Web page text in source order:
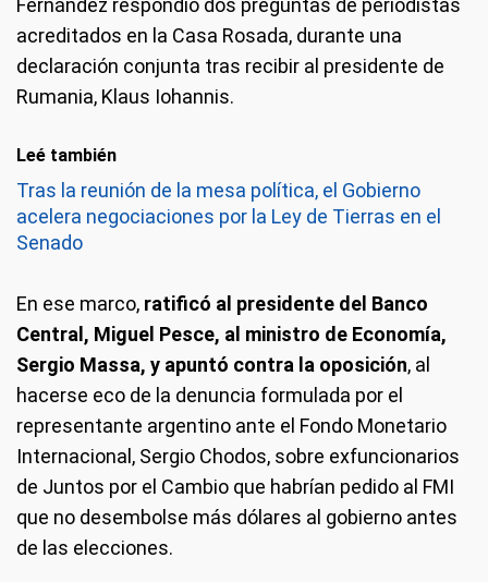
Fernández respondió dos preguntas de periodistas
acreditados en la Casa Rosada, durante una
declaración conjunta tras recibir al presidente de
Rumania, Klaus Iohannis.
Leé también
Tras la reunión de la mesa política, el Gobierno
acelera negociaciones por la Ley de Tierras en el
Senado
En ese marco, ratificó al presidente del Banco
Central, Miguel Pesce, al ministro de Economía,
Sergio Massa, y apuntó contra la oposición, al
hacerse eco de la denuncia formulada por el
representante argentino ante el Fondo Monetario
Internacional, Sergio Chodos, sobre exfuncionarios
de Juntos por el Cambio que habrían pedido al FMI
que no desembolse más dólares al gobierno antes
de las elecciones.